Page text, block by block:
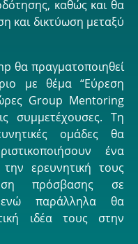
καθώς και θα
και δικτύωση μεταξύ
θα πραγματοποιηθεί
με θέμα “Εύρεση
Group Mentoring
συμμετέχουσες. Τη
ομάδες θα
ένα
ερευνητική τους
πρόσβασης σε
ενώ παράλληλα θα
ιδέα τους στην